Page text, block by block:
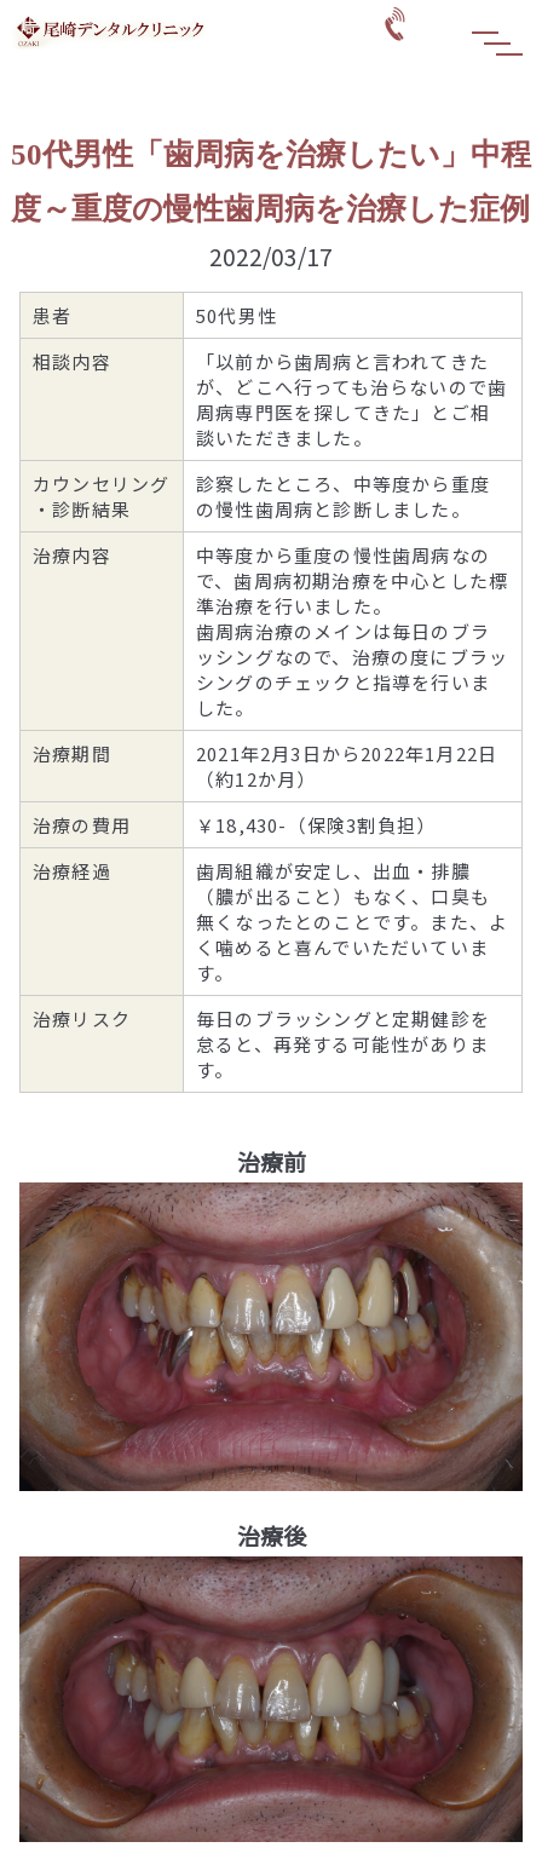
50代男性「歯周病を治療したい」中程
度～重度の慢性歯周病を治療した症例
2022/03/17
患者
50代男性
相談内容
「以前から歯周病と言われてきた
が、どこへ行っても治らないので歯
周病専門医を探してきた」とご相
談いただきました。
カウンセリング
・診断結果
診察したところ、中等度から重度
の慢性歯周病と診断しました。
治療内容
中等度から重度の慢性歯周病なの
で、歯周病初期治療を中心とした標
準治療を行いました。
歯周病治療のメインは毎日のブラ
ッシングなので、治療の度にブラッ
シングのチェックと指導を行いま
した。
治療期間
2021年2月3日から2022年1月22日
（約12か月）
治療の費用
￥18,430-（保険3割負担）
治療経過
歯周組織が安定し、出血・排膿
（膿が出ること）もなく、口臭も
無くなったとのことです。また、よ
く噛めると喜んでいただいていま
す。
治療リスク
毎日のブラッシングと定期健診を
怠ると、再発する可能性がありま
す。
治療前
治療後